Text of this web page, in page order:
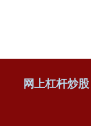
网上杠杆炒股